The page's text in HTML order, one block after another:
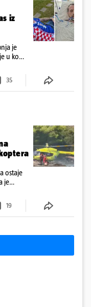
iz
je
u komi.
35
ostaje
je
19